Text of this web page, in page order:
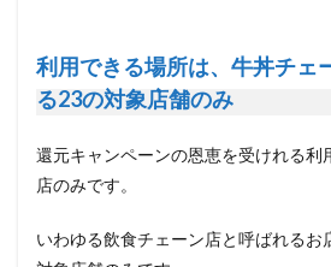
利用できる場所は、牛丼チェ
る23の対象店舗のみ
還元キャンペーンの恩恵を受けれる利
店のみです。
いわゆる飲食チェーン店と呼ばれるお